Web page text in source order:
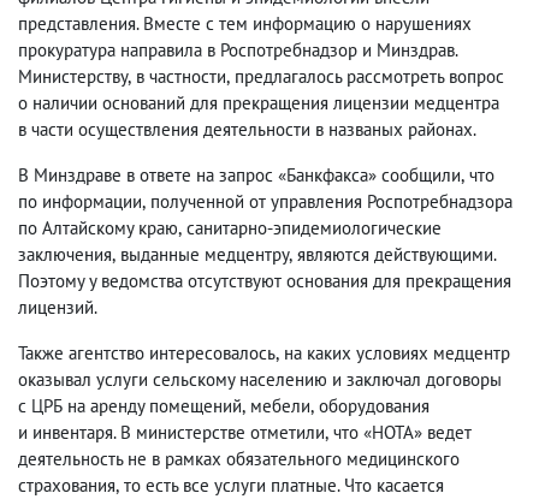
представления. Вместе с тем информацию о нарушениях
прокуратура направила в Роспотребнадзор и Минздрав.
Министерству, в частности, предлагалось рассмотреть вопрос
о наличии оснований для прекращения лицензии медцентра
в части осуществления деятельности в названых районах.
В Минздраве в ответе на запрос «Банкфакса» сообщили, что
по информации, полученной от управления Роспотребнадзора
по Алтайскому краю, санитарно-эпидемиологические
заключения, выданные медцентру, являются действующими.
Поэтому у ведомства отсутствуют основания для прекращения
лицензий.
Также агентство интересовалось, на каких условиях медцентр
оказывал услуги сельскому населению и заключал договоры
с ЦРБ на аренду помещений, мебели, оборудования
и инвентаря. В министерстве отметили, что «НОТА» ведет
деятельность не в рамках обязательного медицинского
страхования, то есть все услуги платные. Что касается